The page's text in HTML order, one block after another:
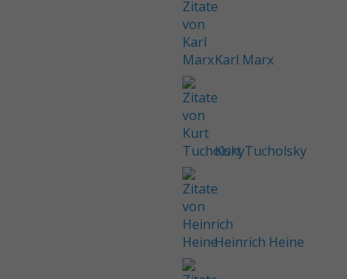
Karl Marx
Kurt Tucholsky
Heinrich Heine